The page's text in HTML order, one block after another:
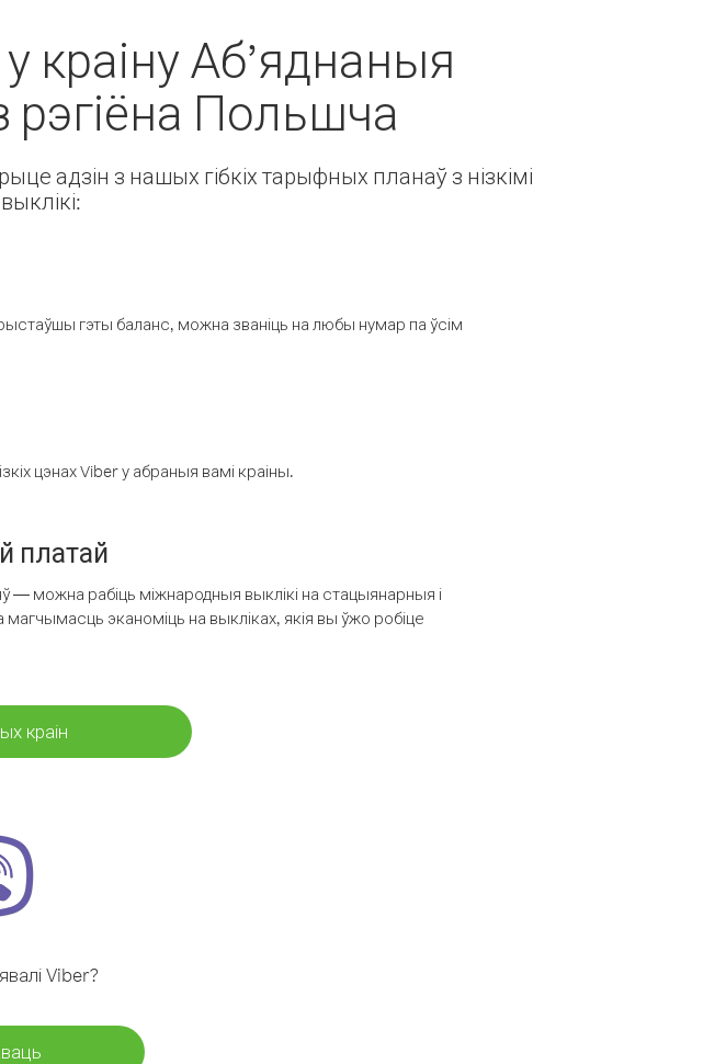
краіну Аб’яднаныя
рэгіёна Польшча
адзін з нашых гібкіх тарыфных планаў з нізкімі
гэты баланс, можна званіць на любы нумар па ўсім
цэнах Viber у абраныя вамі краіны.
платай
можна рабіць міжнародныя выклікі на стацыянарныя і
эканоміць на выкліках, якія вы ўжо робіце
краін
Viber?